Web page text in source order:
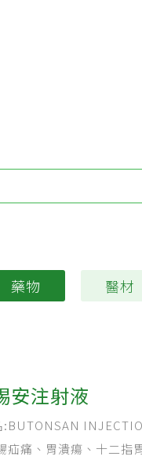
藥物 醫材
安注射液
:BUTONSAN
疝痛、胃潰瘍、十二指